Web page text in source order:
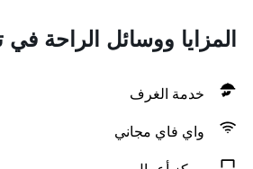
المزايا ووسائل الراحة
خدمة الغرف
واي فاي مجاني